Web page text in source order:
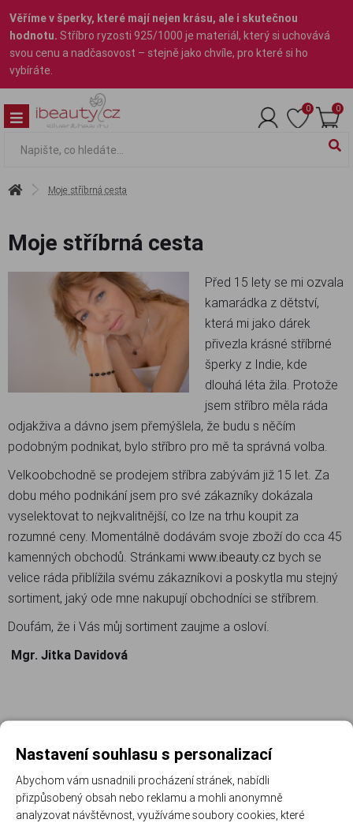
Věříme v šperky, které mají nejen krásu, ale i skutečnou
hodnotu. Stříbro ryzosti 925/1000 je materiál, který si uchovává
svou cenu a nadčasovost – stejně jako chvíle, pro které si ho
vybíráte.
0 0
Moje stříbrná cesta
Moje stříbrná cesta
Před 15 lety se mi ozvala
kamarádka z dětství,
která mi jako dárek
přivezla krásné stříbrné
šperky z Indie, kde
dlouhá léta žila. Protože
jsem stříbro měla ráda
odjakživa a dávno jsem přemýšlela, že budu s něčím
podobným podnikat, bylo stříbro pro mě ta správná volba.
Velkoobchodně se prodejem stříbra zabývám již 15 let. Za
dobu mého podnikání jsem pro své zákazníky dokázala
vyselektovat to nejkvalitnější, co lze na trhu koupit za
rozumné ceny. Momentálně dodávám svoje zboží do cca 45
kamenných obchodů. Stránkami www.ibeauty.cz bych se
velice ráda přiblížila svému zákazníkovi a poskytla mu stejný
sortiment, jaký ode mne nakupují obchodníci se stříbrem.
Doufám, že i Vás můj sortiment zaujme a osloví.
Mgr. Jitka Davidová
Registrujte se k odběru newsletteru a už Vám
nic neunikne
Nastavení souhlasu s personalizací
Abychom vám usnadnili procházení stránek, nabídli
přizpůsobený obsah nebo reklamu a mohli anonymně
analyzovat návštěvnost, využíváme soubory cookies, které